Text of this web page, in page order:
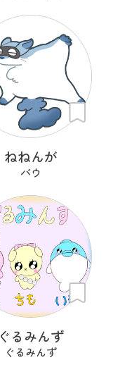
ねねんが
バウ
ぐるみんず
ぐるみんず